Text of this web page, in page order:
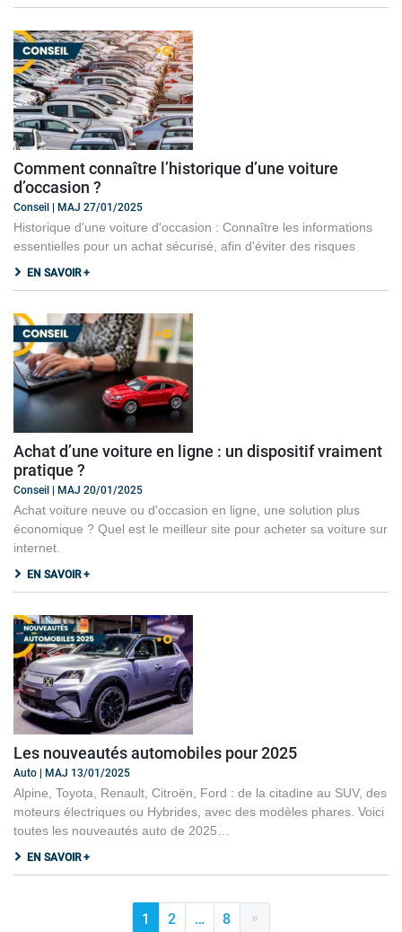
Comment connaître l’historique d’une voiture
d’occasion ?
Conseil | MAJ 27/01/2025
Historique d'une voiture d'occasion : Connaître les informations
essentielles pour un achat sécurisé, afin d'éviter des risques
EN SAVOIR +
Achat d’une voiture en ligne : un dispositif vraiment
pratique ?
Conseil | MAJ 20/01/2025
Achat voiture neuve ou d'occasion en ligne, une solution plus
économique ? Quel est le meilleur site pour acheter sa voiture sur
internet.
EN SAVOIR +
Les nouveautés automobiles pour 2025
Auto | MAJ 13/01/2025
Alpine, Toyota, Renault, Citroën, Ford : de la citadine au SUV, des
moteurs électriques ou Hybrides, avec des modèles phares. Voici
toutes les nouveautés auto de 2025…
EN SAVOIR +
1 2 … 8 »